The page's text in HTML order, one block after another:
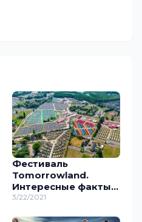
Фестиваль
Tomorrowland.
Интересные факты о
лучшем
3/22/2021